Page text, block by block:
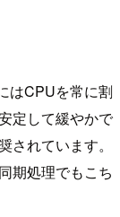
はCPUを常に割
定して緩やかで
れています。
期処理でもこち